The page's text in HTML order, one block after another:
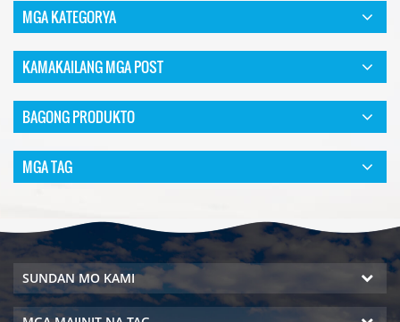
MGA KATEGORYA
KAMAKAILANG MGA POST
BAGONG PRODUKTO
MGA TAG
SUNDAN MO KAMI